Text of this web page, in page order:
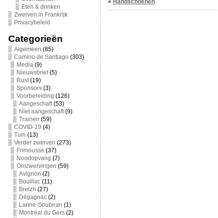
Eten & drinken
Zwerven in Frankrijk
Privacybeleid
Categorieën
Algemeen (85)
Camino de Santiago (303)
Media(9)
Nieuwsbrief(5)
Rust(19)
Sponsors(3)
Voorbereiding (126)
Aangeschaft(53)
Niet aangeschaft(9)
Trainen (59)
COVID-19 (4)
Tuin (13)
Verder zwerven (273)
Frimousse (37)
Noodopvang (7)
Omzwervingen (59)
Avignon (2)
Bouillac(11)
Breizh (27)
Dégagnac(2)
Lanne-Soubiran (1)
Montréal du Gers(2)
« Handschoenen